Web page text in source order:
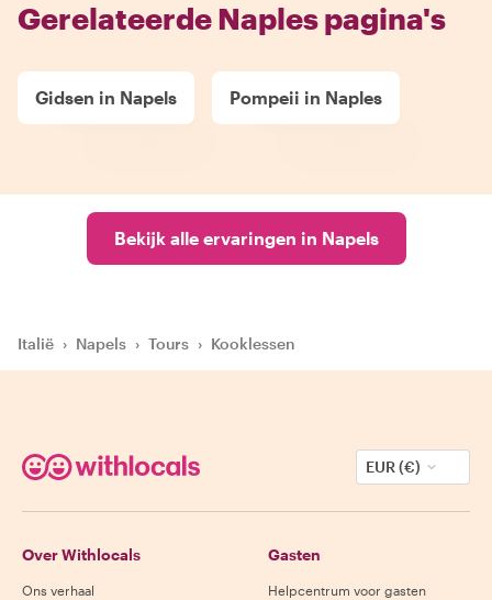
Gerelateerde Naples pagina's
Gidsen in Napels Pompeii in Naples
Bekijk alle ervaringen in Napels
Italië › Napels › Tours › Kooklessen
EUR (€)
Over Withlocals
Ons verhaal
Gasten
Helpcentrum voor gasten